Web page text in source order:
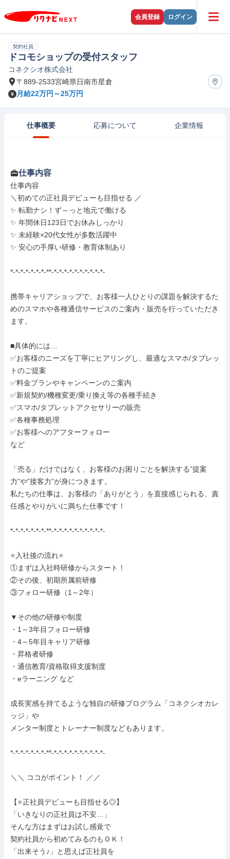
会員登録 ログイン
契約社員
ドコモショップの受付スタッフ
コネクシオ株式会社
〒889-2533宮崎県日南市星倉
月給22万円～25万円
仕事概要 応募について 企業情報
仕事内容
仕事内容
＼初めての正社員デビューも目指せる ／
✨ 転勤ナシ！ず～っと地元で働ける
✨ 年間休日123日でお休みしっかり
✨ 未経験×20代女性が多数活躍中
✨ 安心の手厚い研修・教育体制あり
*-*-*-*-*-*-*-**-*-*-*-*-*-*-*-*-*-*-
携帯キャリアショップで、お客様一人ひとりの課題を解決するた
めのスマホや各種通信サービスのご案内・販売を行っていただき
ます。
■具体的には…
✅お客様のニーズを丁寧にヒアリングし、最適なスマホ/タブレッ
トのご提案
✅料金プランやキャンペーンのご案内
✅新規契約/機種変更/乗り換え等の各種手続き
✅スマホ/タブレットアクセサリーの販売
✅各種事務処理
✅お客様へのアフターフォロー
など
「売る」だけではなく、お客様のお困りごとを解決する”提案
力”や”接客力”が身につきます。
私たちの仕事は、お客様の「ありがとう」を直接感じられる、責
任感とやりがいに満ちた仕事です！
*-*-*-*-*-*-*-**-*-*-*-*-*-*-*-*-*-*-
⭐入社後の流れ⭐
①まずは入社時研修からスタート！
②その後、初期所属前研修
③フォロー研修（1～2年）
▼その他の研修や制度
・1～3年目フォロー研修
・4～5年目キャリア研修
・昇格者研修
・通信教育/資格取得支援制度
・eラーニング など
成長実感を持てるような独自の研修プログラム「コネクシオカレ
ッジ」や
メンター制度とトレーナー制度などもあります。
*-*-*-*-*-*-*-**-*-*-*-*-*-*-*-*-*-*-
＼＼ ココがポイント！ ／／
【⭐正社員デビューも目指せる◎】
「いきなりの正社員は不安…」
そんな方はまずはお試し感覚で
契約社員から初めてみるのもＯＫ！
「出来そう♪」と思えば正社員を